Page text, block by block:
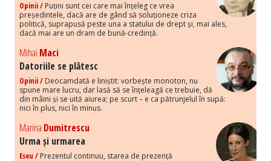
Opinii / Puțini sunt cei care mai înțeleg ce vrea
președintele, dacă are de gând să soluționeze criza
politică, suprapusă peste una a statului de drept și, mai ales,
dacă mai are un dram de bună-credință.
Mihai Maci
Datoriile se plătesc
Opinii / Deocamdată e liniștit: vorbește monoton, nu
spune mare lucru, dar lasă să se înțeleagă ce trebuie, dă
din mâini și se uită aiurea; pe scurt – e ca pătrunjelul în supă:
nici în plus, nici în minus.
Marina Dumitrescu
Urma și urmarea
Eseu / Prezentul continuu, starea de prezență